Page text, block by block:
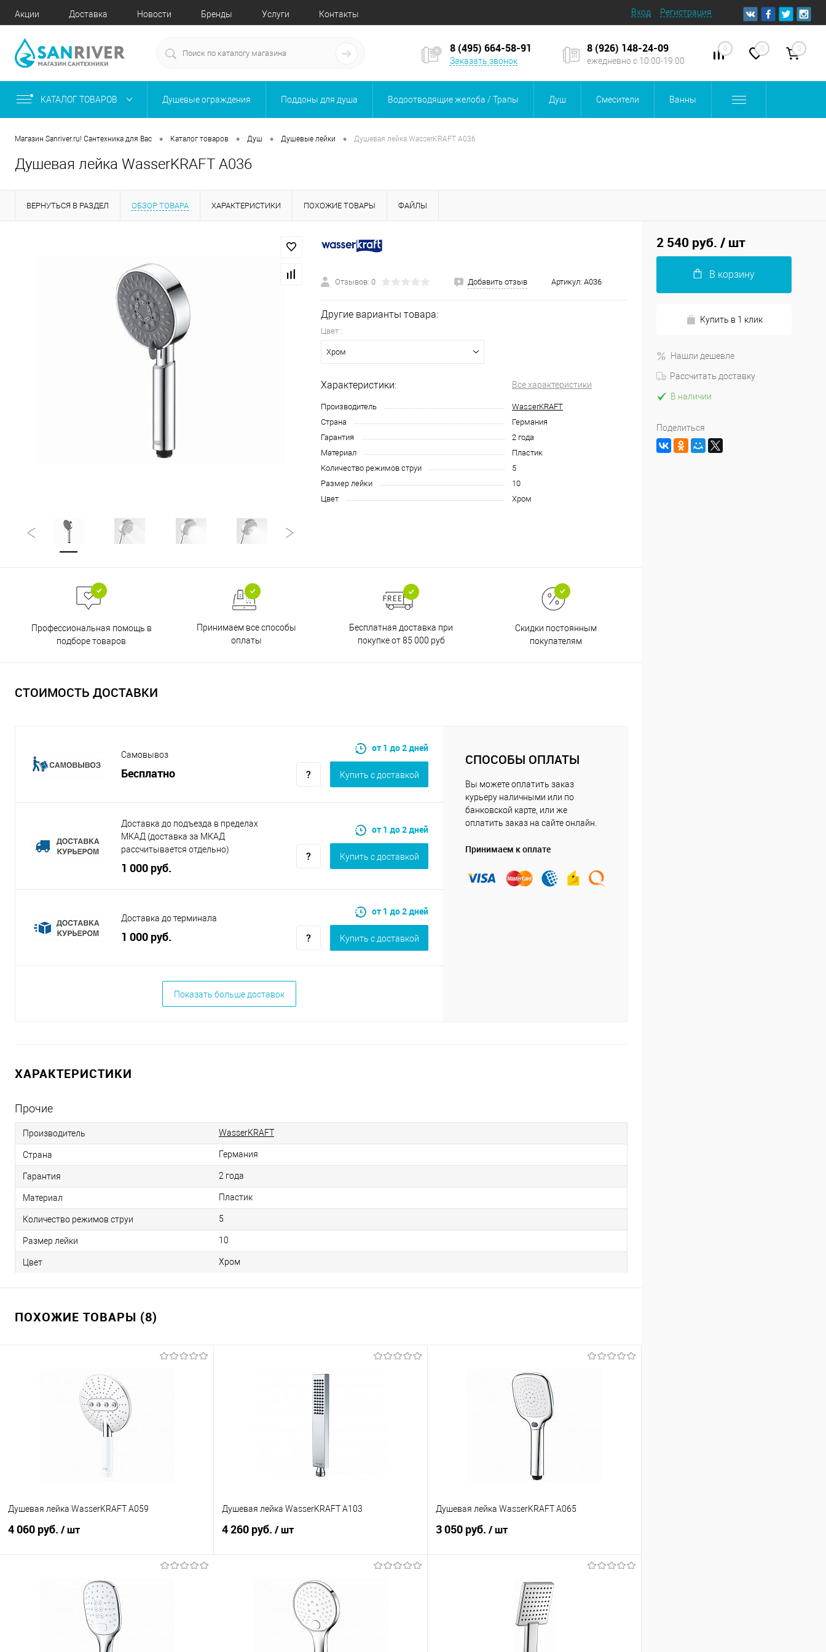
Акции Доставка Новости Бренды Услуги Контакты Вход Регистрация
8 (495) 664-58-91
Заказать звонок
8 (926) 148-24-09
ежедневно с 10:00-19:00
0 0 0
КАТАЛОГ ТОВАРОВ Душевые ограждения Поддоны для душа Водоотводящие желоба / Трапы Душ Смесители Ванны
Магазин Sanriver.ru! Сантехника для Вас • Каталог товаров • Душ • Душевые лейки • Душевая лейка WasserKRAFT A036
Душевая лейка WasserKRAFT A036
ВЕРНУТЬСЯ В РАЗДЕЛ ОБЗОР ТОВАРА ХАРАКТЕРИСТИКИ ПОХОЖИЕ ТОВАРЫ ФАЙЛЫ
Отзывов: 0 Добавить отзыв Артикул: A036
Другие варианты товара:
Цвет :
Хром
Характеристики: Все характеристики
Производитель
WasserKRAFT
Страна
Германия
Гарантия
2 года
Материал
Пластик
Количество режимов струи
5
Размер лейки
10
Цвет
Хром
Профессиональная помощь в
подборе товаров
Принимаем все способы
оплаты
Бесплатная доставка при
покупке от 85 000 руб
Скидки постоянным
покупателям
СТОИМОСТЬ ДОСТАВКИ
Самовывоз
Бесплатно
от 1 до 2 дней
Купить c доставкой
Доставка до подъезда в пределах
МКАД (доставка за МКАД
рассчитывается отдельно)
1 000 руб.
от 1 до 2 дней
Купить c доставкой
Доставка до терминала
1 000 руб.
от 1 до 2 дней
Купить c доставкой
Показать больше доставок
СПОСОБЫ ОПЛАТЫ
Вы можете оплатить заказ
курьеру наличными или по
банковской карте, или же
оплатить заказ на сайте онлайн.
Принимаем к оплате
ХАРАКТЕРИСТИКИ
Прочие
Производитель WasserKRAFT
Страна Германия
Гарантия 2 года
Материал Пластик
Количество режимов струи 5
Размер лейки 10
Цвет Хром
ПОХОЖИЕ ТОВАРЫ (8)
Душевая лейка WasserKRAFT A059
4 060 руб. / шт
В корзину
Душевая лейка WasserKRAFT A103
4 260 руб. / шт
В корзину
Душевая лейка WasserKRAFT A065
3 050 руб. / шт
В корзину
2 540 руб. / шт
В корзину
Купить в 1 клик
Нашли дешевле
Рассчитать доставку
В наличии
Поделиться